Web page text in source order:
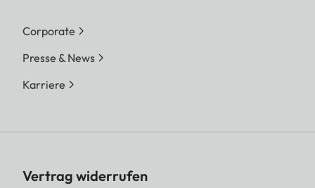
Corporate
Presse & News
Karriere
Vertrag widerrufen